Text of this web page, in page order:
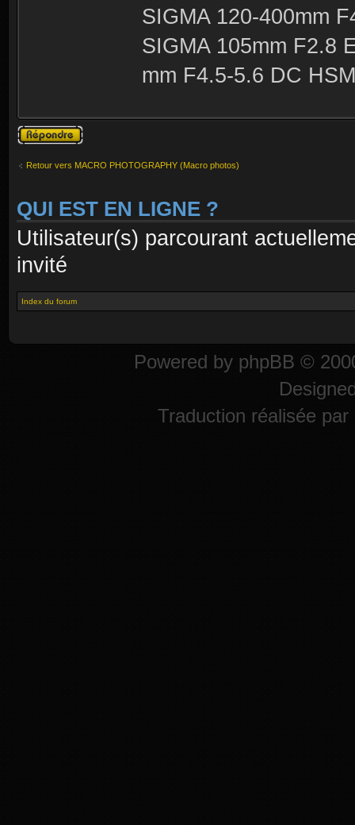
SIGMA 120-400mm
SIGMA 105mm F2.8
mm F4.5-5.6 DC
Publier une
réponse
Retour vers MACRO PHOTOGRAPHY (Macro photos)
QUI EST EN LIGNE ?
Utilisateur(s) parcourant
invité
Index du forum
Powered by phpBB ©
Traduction réalisée par